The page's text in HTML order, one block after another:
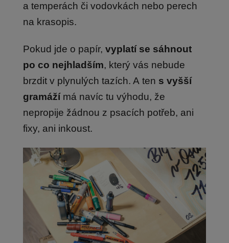
a temperách či vodovkách nebo perech
na krasopis.
Pokud jde o papír, vyplatí se sáhnout
po co nejhladším, který vás nebude
brzdit v plynulých tazích. A ten s vyšší
gramážímá navíc tu výhodu, že
nepropije žádnou z psacích potřeb, ani
fixy, ani inkoust.